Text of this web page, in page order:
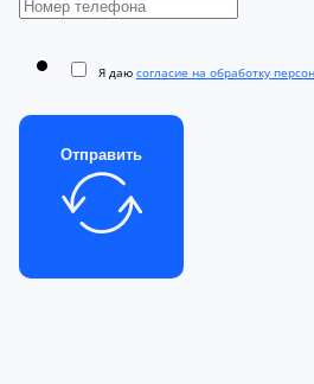
Я даю согласие на обработку
Отправить